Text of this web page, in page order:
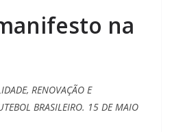
na
RENOVAÇÃO E
BRASILEIRO. 15 DE MAIO